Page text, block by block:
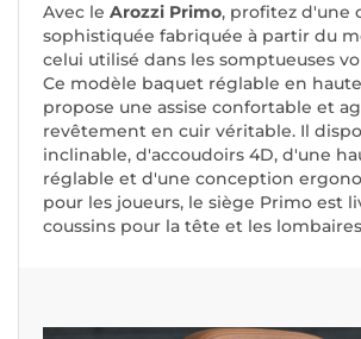
Avec le Arozzi Primo, profitez d'une
sophistiquée fabriquée à partir du
celui utilisé dans les somptueuses
Ce modèle baquet réglable en
propose une assise confortable et
revêtement en cuir véritable. Il
inclinable, d'accoudoirs 4D, d'une
réglable et d'une conception
pour les joueurs, le siège Primo est
coussins pour la tête et les